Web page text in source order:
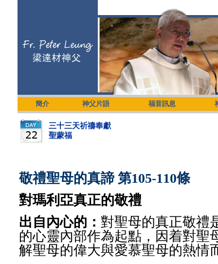
簡介 神父片語 福音訊息
三十三天祈禱奉獻
聖蒙福
敬禮聖母的真諦 第105-110條
對瑪利亞真正的敬禮
出自內心的： 對聖母的真正敬禮
的心靈內部作為起點，因着對聖
解聖母的偉大與愛慕聖母的熱情